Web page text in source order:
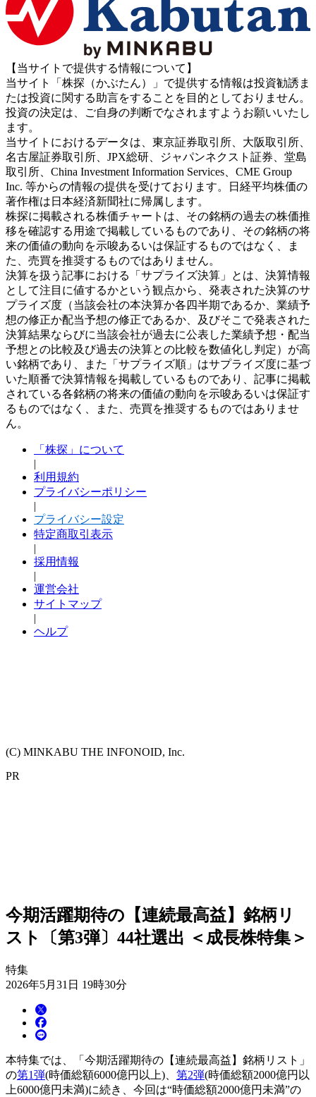
【当サイトで提供する情報について】
当サイト「株探（かぶたん）」で提供する情報は投資勧誘ま
たは投資に関する助言をすることを目的としておりません。
投資の決定は、ご自身の判断でなされますようお願いいたし
ます。
当サイトにおけるデータは、東京証券取引所、大阪取引所、
名古屋証券取引所、JPX総研、ジャパンネクスト証券、堂島
取引所、China Investment Information Services、CME Group
Inc. 等からの情報の提供を受けております。日経平均株価の
著作権は日本経済新聞社に帰属します。
株探に掲載される株価チャートは、その銘柄の過去の株価推
移を確認する用途で掲載しているものであり、その銘柄の将
来の価値の動向を示唆あるいは保証するものではなく、ま
た、売買を推奨するものではありません。
決算を扱う記事における「サプライズ決算」とは、決算情報
として注目に値するかという観点から、発表された決算のサ
プライズ度（当該会社の本決算か各四半期であるか、業績予
想の修正か配当予想の修正であるか、及びそこで発表された
決算結果ならびに当該会社が過去に公表した業績予想・配当
予想との比較及び過去の決算との比較を数値化し判定）が高
い銘柄であり、また「サプライズ順」はサプライズ度に基づ
いた順番で決算情報を掲載しているものであり、記事に掲載
されている各銘柄の将来の価値の動向を示唆あるいは保証す
るものではなく、また、売買を推奨するものではありませ
ん。
「株探」について
|
利用規約
プライバシーポリシー
|
プライバシー設定
特定商取引表示
|
採用情報
|
運営会社
サイトマップ
|
ヘルプ
(C) MINKABU THE INFONOID, Inc.
PR
今期活躍期待の【連続最高益】銘柄リ
スト〔第3弾〕44社選出 ＜成長株特集＞
特集
2026年5月31日 19時30分
本特集では、「今期活躍期待の【連続最高益】銘柄リスト」
の第1弾(時価総額6000億円以上)、 第2弾(時価総額2000億円以
上6000億円未満)に続き、今回は“時価総額2000億円未満”の